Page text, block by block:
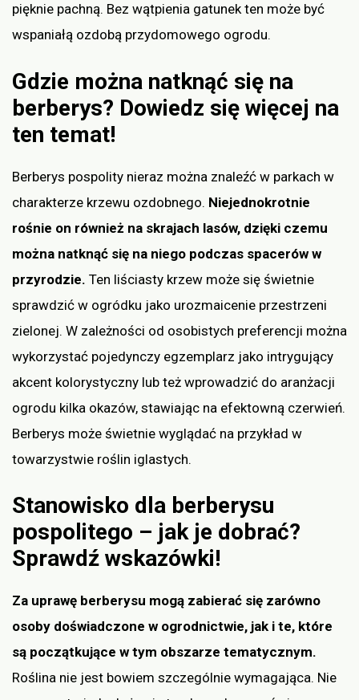
pięknie pachną. Bez wątpienia gatunek ten może być
wspaniałą ozdobą przydomowego ogrodu.
Gdzie można natknąć się na
berberys? Dowiedz się więcej na
ten temat!
Berberys pospolity nieraz można znaleźć w parkach w
charakterze krzewu ozdobnego. Niejednokrotnie
rośnie on również na skrajach lasów, dzięki czemu
można natknąć się na niego podczas spacerów w
przyrodzie. Ten liściasty krzew może się świetnie
sprawdzić w ogródku jako urozmaicenie przestrzeni
zielonej. W zależności od osobistych preferencji można
wykorzystać pojedynczy egzemplarz jako intrygujący
akcent kolorystyczny lub też wprowadzić do aranżacji
ogrodu kilka okazów, stawiając na efektowną czerwień.
Berberys może świetnie wyglądać na przykład w
towarzystwie roślin iglastych.
Stanowisko dla berberysu
pospolitego – jak je dobrać?
Sprawdź wskazówki!
Za uprawę berberysu mogą zabierać się zarówno
osoby doświadczone w ogrodnictwie, jak i te, które
są początkujące w tym obszarze tematycznym.
Roślina nie jest bowiem szczególnie wymagająca. Nie